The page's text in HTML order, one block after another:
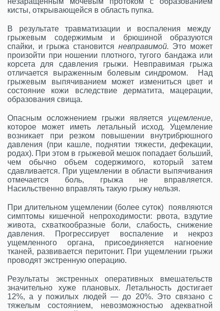
кисты, открывающейся в область пупка.
В результате травматизации и воспаления между
грыжевым содержимым и брюшиной образуются
спайки, и грыжа становится невправимой. Это может
произойти при ношении плотного, тугого бандажа или
корсета для сдавления грыжи. Невправимая грыжа
отличается выраженным болевым синдромом. Над
грыжевым выпячиванием может измениться цвет и
состояние кожи вследствие дерматита, мацерации,
образования свища.
Опасным осложнением грыжи является ущемление,
которое может иметь летальный исход. Ущемление
возникает при резком повышении внутрибрюшного
давления (при кашле, поднятии тяжести, дефекации,
родах). При этом в грыжевой мешок попадает больший,
чем обычно объем содержимого, который затем
сдавливается. При ущемлении в области выпячивания
отмечается боль, грыжа не вправляется.
Насильственно вправлять такую грыжу нельзя.
При длительном ущемлении (более суток) появляются
симптомы кишечной непроходимости: рвота, вздутие
живота, схваткообразные боли, слабость, снижение
давления. Прогрессирует воспаление и некроз
ущемленного органа, присоединяется нагноение
тканей, развивается перитонит. При ущемлении грыжи
проводят экстренную операцию.
Результаты экстренных оперативных вмешательств
значительно хуже плановых. Летальность достигает
12%, а у пожилых людей — до 20%. Это связано с
тяжелым состоянием, невозможностью адекватной